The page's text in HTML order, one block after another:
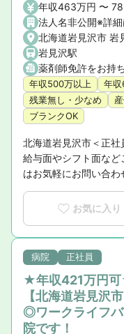
年収463万円 〜
法人名非公開※詳
北海道岩見沢市 岩
岩見沢駅
薬剤師免許をお持
年収500万以上 年
残業無し・少なめ
ブランクOK
北海道岩見沢市＜正
給与面やシフト面な
はお気軽にお問い合
お気に入り
病院 正社員
★年収421万円可
【北海道岩見沢
◎ワークライフ
院です！